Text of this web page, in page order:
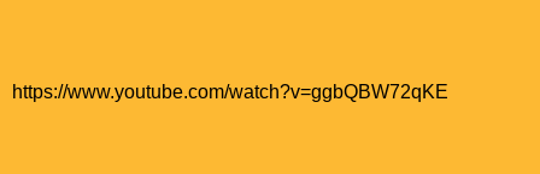
https://www.youtube.com/watch?v=ggbQBW72qKE